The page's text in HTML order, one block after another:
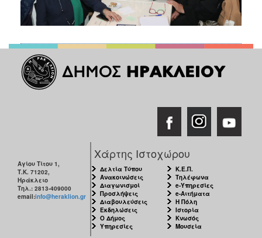
Αγίου Τίτου 1,
Τ.Κ. 71202,
Ηράκλειο
Τηλ.: 2813-409000
email:info@heraklion.gr
Χάρτης Ιστοχώρου
Δελτία Τύπου
Ανακοινώσεις
Διαγωνισμοί
Προσλήψεις
Διαβουλεύσεις
Εκδηλώσεις
Ο Δήμος
Υπηρεσίες
Κ.Ε.Π.
Τηλέφωνα
e-Υπηρεσίες
e-Αιτήματα
Η Πόλη
Ιστορία
Κνωσός
Μουσεία